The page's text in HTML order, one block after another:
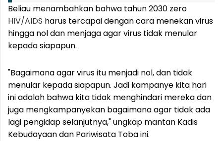
Beliau menambahkan bahwa tahun 2030 zero
HIV/AIDS harus tercapai dengan cara menekan virus
hingga nol dan menjaga agar virus tidak menular
kepada siapapun.
"Bagaimana agar virus itu menjadi nol, dan tidak
menular kepada siapapun. Jadi kampanye kita hari
ini adalah bahwa kita tidak menghindari mereka dan
juga mengkampanyekan bagaimana agar tidak ada
lagi pengidap selanjutnya," ungkap mantan Kadis
Kebudayaan dan Pariwisata Toba ini.